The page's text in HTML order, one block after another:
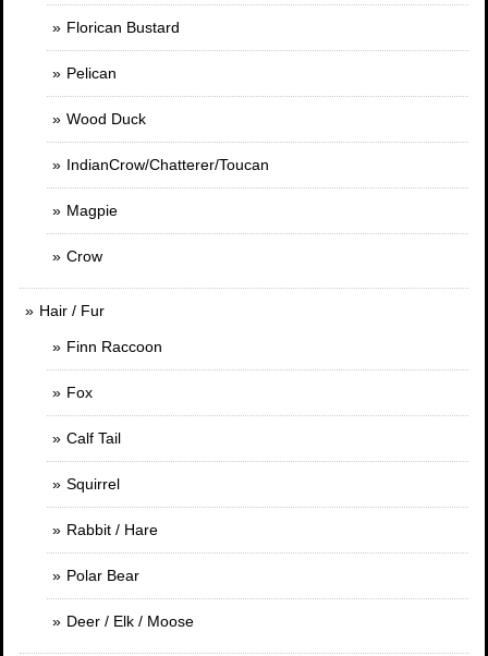
Florican Bustard
Pelican
Wood Duck
IndianCrow/Chatterer/Toucan
Magpie
Crow
Hair / Fur
Finn Raccoon
Fox
Calf Tail
Squirrel
Rabbit / Hare
Polar Bear
Deer / Elk / Moose